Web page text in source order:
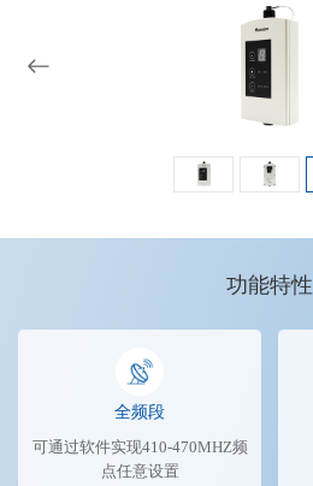
功能特性
全频段
可通过软件实现410-470MHZ频
点任意设置